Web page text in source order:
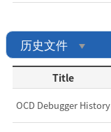
历史文件
Title
OCD Debugger History